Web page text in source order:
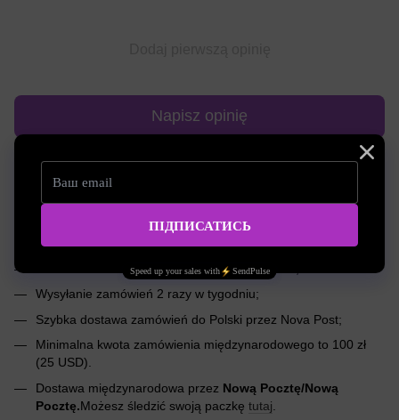
Napisz opinię
Międzynarodowa dostawa do dowolnego
zakątka świata
Dostawa zamówień do Polski w ciągu 5-14 dni;
Wysyłanie zamówień 2 razy w tygodniu;
Szybka dostawa zamówień do Polski przez Nova Post;
Minimalna kwota zamówienia międzynarodowego to 100 zł
(25 USD).
Dostawa międzynarodowa przez Nową Pocztę/Nową
Pocztę.Możesz śledzić swoją paczkę tutaj